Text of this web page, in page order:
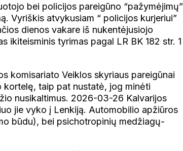
bei policijos pareigūno “pažymėjimų”
Vyriškis atvykusiam “ policijos kurjeriui”
dienos vakare iš nukentėjusiojo
tyrimas pagal LR BK 182 str. 1
komisariato Veiklos skyriaus pareigūnai
kortelę, taip pat nustatė, jog minėti
nusikaltimus. 2026-03-26 Kalvarijos
jie vyko į Lenkiją. Automobilio apžiūros
būdu), bei psichotropinių medžiagų-